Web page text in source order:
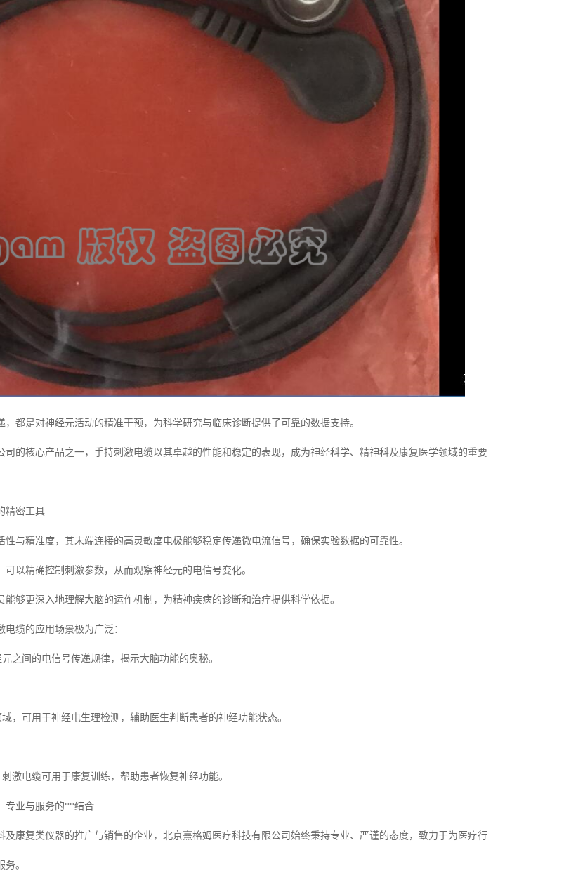
都是对神经元活动的精准干预，为科学研究与临床诊断提供了可靠的数据支持。
司的核心产品之一，手持刺激电缆以其卓越的性能和稳定的表现，成为神经科学、精神科及康复医学领域的重要
精密工具
与精准度，其末端连接的高灵敏度电极能够稳定传递微电流信号，确保实验数据的可靠性。
以精确控制刺激参数，从而观察神经元的电信号变化。
够更深入地理解大脑的运作机制，为精神疾病的诊断和治疗提供科学依据。
缆的应用场景极为广泛：
之间的电信号传递规律，揭示大脑功能的奥秘。
，可用于神经电生理检测，辅助医生判断患者的神经功能状态。
激电缆可用于康复训练，帮助患者恢复神经功能。
专业与服务的**结合
及康复类仪器的推广与销售的企业，北京熹格姆医疗科技有限公司始终秉持专业、严谨的态度，致力于为医疗行
。